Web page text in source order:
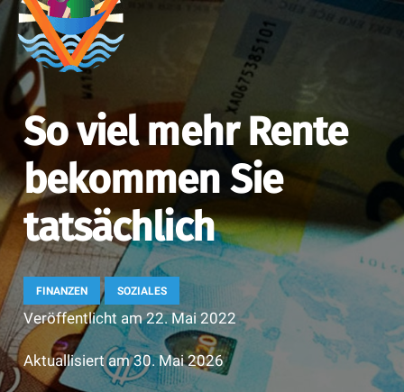
So viel mehr Rente
bekommen Sie
tatsächlich
FINANZEN SOZIALES
Veröffentlicht am22. Mai 2022
Aktuallisiert am30. Mai 2026